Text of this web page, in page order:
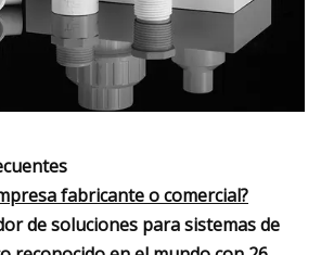
fabricante o comercial?
de soluciones para sistemas de